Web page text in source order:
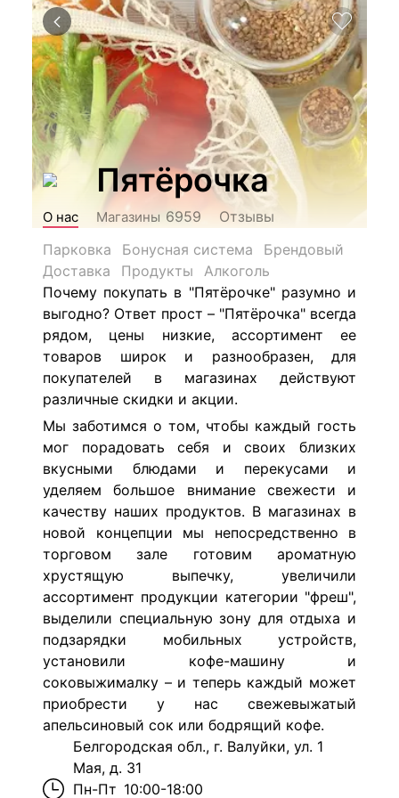
Пятёрочка
О нас Магазины 6959
Отзывы
Парковка
Бонусная система
Брендовый
Доставка
Продукты
Алкоголь
Почему покупать в "Пятёрочке" разумно и
выгодно? Ответ прост – "Пятёрочка" всегда
рядом, цены низкие, ассортимент ее
товаров широк и разнообразен, для
покупателей в магазинах действуют
различные скидки и акции.
Мы заботимся о том, чтобы каждый гость
мог порадовать себя и своих близких
вкусными блюдами и перекусами и
уделяем большое внимание свежести и
качеству наших продуктов. В магазинах в
новой концепции мы непосредственно в
торговом зале готовим ароматную
хрустящую выпечку, увеличили
ассортимент продукции категории "фреш",
выделили специальную зону для отдыха и
подзарядки мобильных устройств,
установили кофе-машину и
соковыжималку – и теперь каждый может
приобрести у нас свежевыжатый
апельсиновый сок или бодрящий кофе.
Белгородская обл., г. Валуйки, ул. 1
Мая, д. 31
Пн-Пт 10:00-18:00